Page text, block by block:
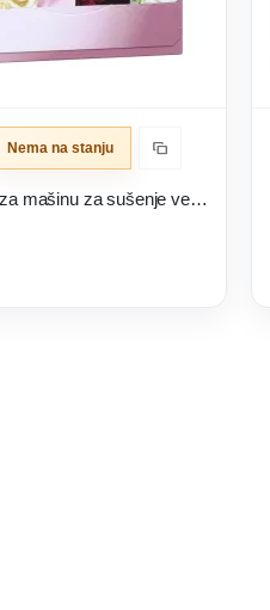
Nema na stanju
Miele miris za mašinu za sušenje veša FA R 151 L